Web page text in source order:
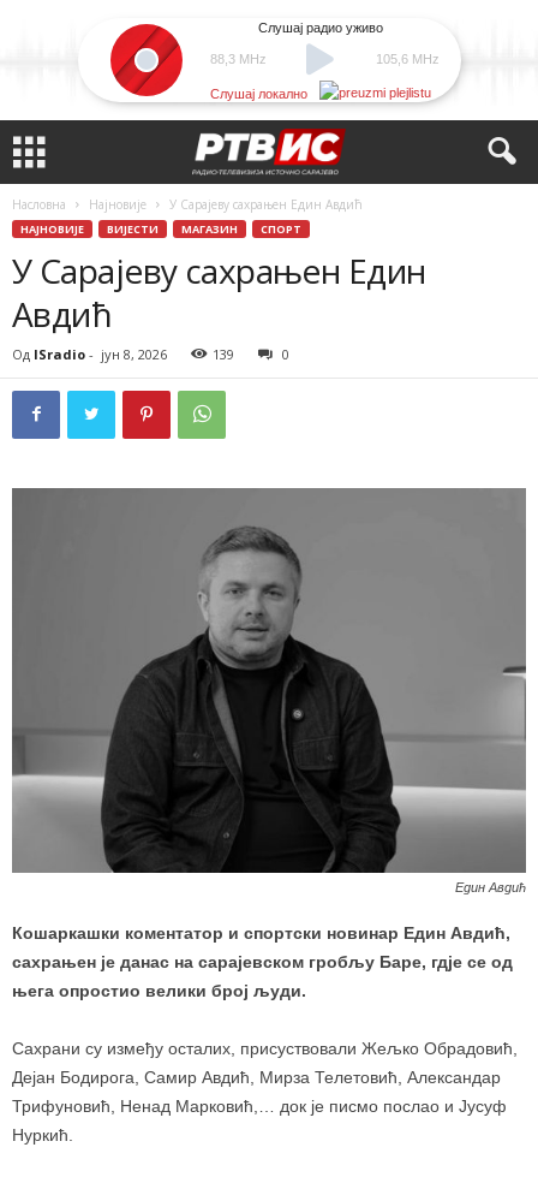
88,3 MHz
Слушај радио уживо
105,6 MHz
Слушај локално
Насловна Најновије У Сарајеву сахрањен Един Авдић
НАЈНОВИЈЕ ВИЈЕСТИ МАГАЗИН СПОРТ
У Сарајеву сахрањен Един
Авдић
Од ISradio - јун 8, 2026 139 0
Един Авдић
Кошаркашки коментатор и спортски новинар Един Авдић,
сахрањен је данас на сарајевском гробљу Баре, гдје се од
њега опростио велики број људи.
Сахрани су између осталих, присуствовали Жељко Обрадовић,
Дејан Бодирога, Самир Авдић, Мирза Телетовић, Александар
Трифуновић, Ненад Марковић,… док је писмо послао и Јусуф
Нуркић.